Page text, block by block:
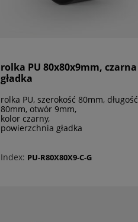
rolka PU 80x80x9mm, czarna
gładka
rolka PU, szerokość 80mm, długość
80mm, otwór 9mm,
kolor czarny,
powierzchnia gładka
Index: PU-R80X80X9-C-G